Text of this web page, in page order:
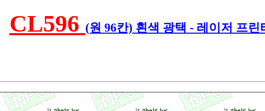
CL596 (원 96칸) 흰색 광택 - 레이저 프린